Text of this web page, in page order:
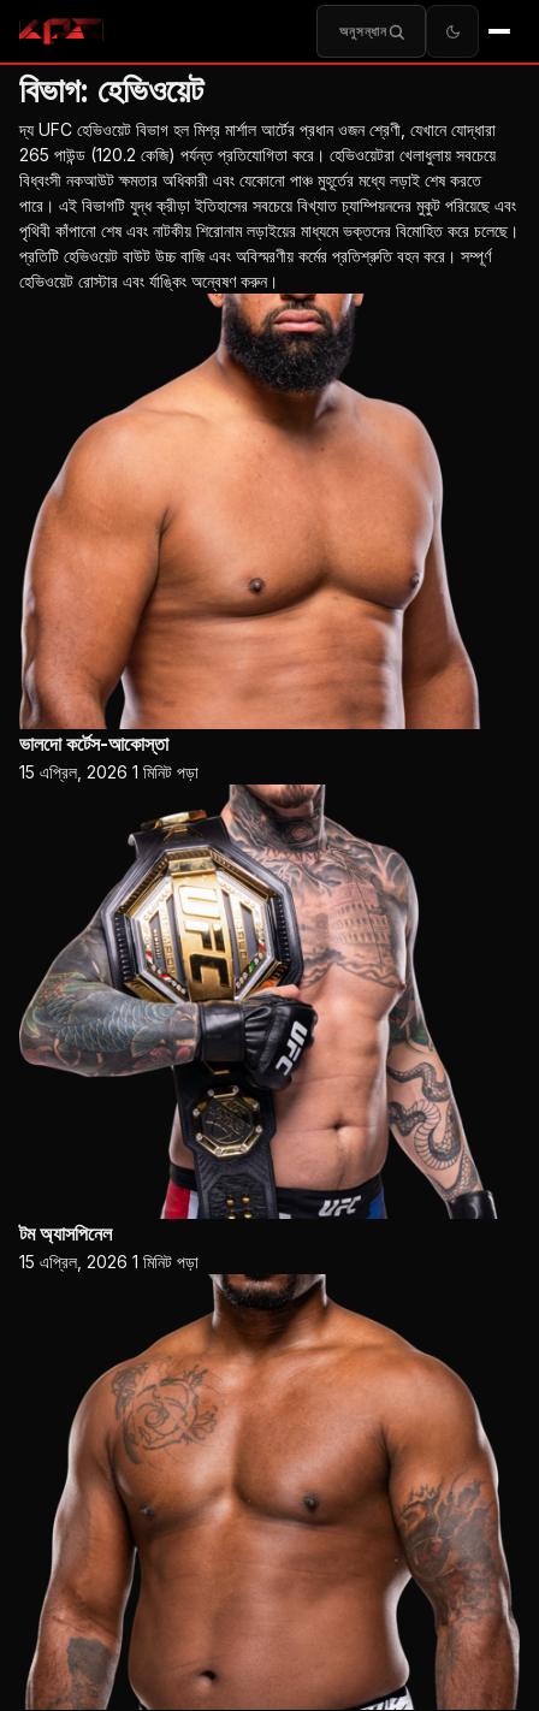
অনুসন্ধান
বিভাগ: হেভিওয়েট
দ্য UFC হেভিওয়েট বিভাগ হল মিশ্র মার্শাল আর্টের প্রধান ওজন শ্রেণী, যেখানে যোদ্ধারা
265 পাউন্ড (120.2 কেজি) পর্যন্ত প্রতিযোগিতা করে। হেভিওয়েটরা খেলাধুলায় সবচেয়ে
বিধ্বংসী নকআউট ক্ষমতার অধিকারী এবং যেকোনো পাঞ্চ মুহূর্তের মধ্যে লড়াই শেষ করতে
পারে। এই বিভাগটি যুদ্ধ ক্রীড়া ইতিহাসের সবচেয়ে বিখ্যাত চ্যাম্পিয়নদের মুকুট পরিয়েছে এবং
পৃথিবী কাঁপানো শেষ এবং নাটকীয় শিরোনাম লড়াইয়ের মাধ্যমে ভক্তদের বিমোহিত করে চলেছে।
প্রতিটি হেভিওয়েট বাউট উচ্চ বাজি এবং অবিস্মরণীয় কর্মের প্রতিশ্রুতি বহন করে। সম্পূর্ণ
হেভিওয়েট রোস্টার এবং র্যাঙ্কিং অন্বেষণ করুন।
ভালদো কর্টেস-আকোস্তা
15 এপ্রিল, 2026 1 মিনিট পড়া
টম অ্যাসপিনেল
15 এপ্রিল, 2026 1 মিনিট পড়া